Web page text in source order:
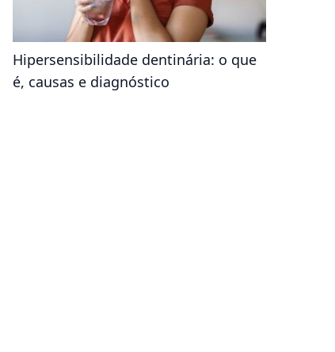
Hipersensibilidade dentinária: o que
é, causas e diagnóstico